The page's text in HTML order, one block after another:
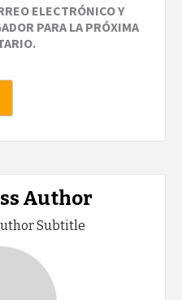
ELECTRÓNICO Y
PARA LA PRÓXIMA
Author
Subtitle